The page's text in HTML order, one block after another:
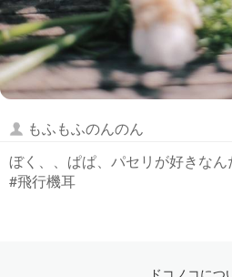
もふもふのんのん
ぼく、、ぱぱ、パセリが好きな
#飛行機耳